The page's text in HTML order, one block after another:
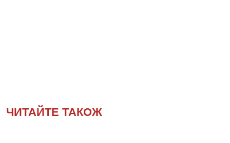
ЧИТАЙТЕ ТАКОЖ